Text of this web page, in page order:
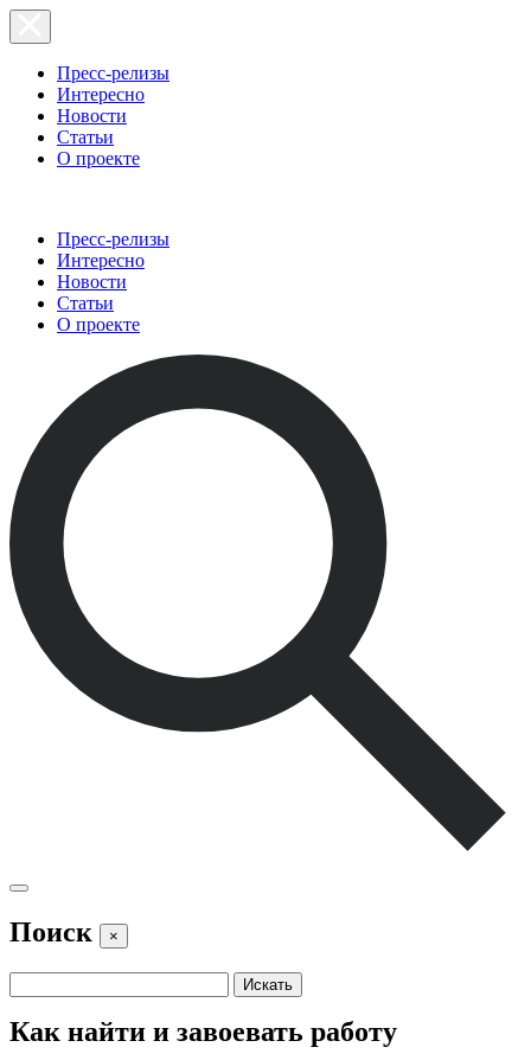
Пресс-релизы
Интересно
Новости
Статьи
О проекте
Пресс-релизы
Интересно
Новости
Статьи
О проекте
Поиск ×
Как найти и завоевать работу